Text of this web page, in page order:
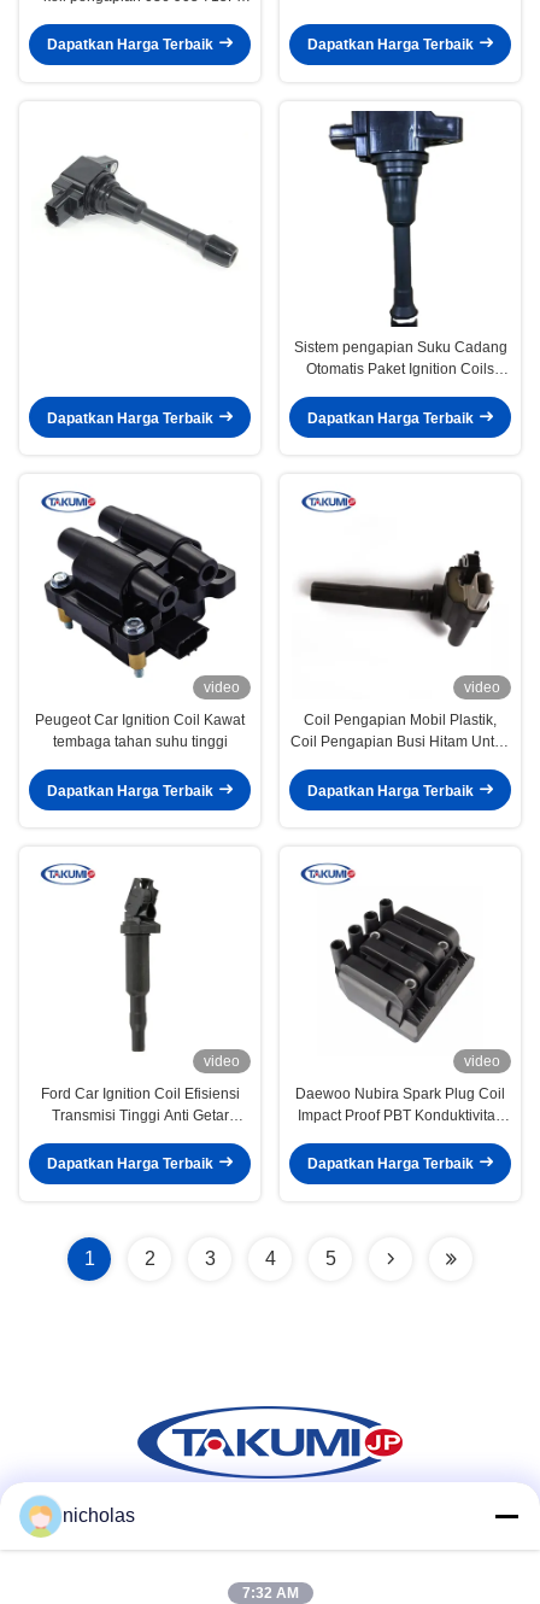
untuk skoda fabia
Dapatkan Harga Terbaik Dapatkan Harga Terbaik
Dapatkan Harga Terbaik
Sistem pengapian Suku Cadang
Otomatis Paket Ignition Coils
15900 Untuk penyedia NISSAN
Dapatkan Harga Terbaik
video
Peugeot Car Ignition Coil Kawat
tembaga tahan suhu tinggi
Dapatkan Harga Terbaik
video
Coil Pengapian Mobil Plastik,
Coil Pengapian Busi Hitam Untuk
Dapatkan Harga Terbaik
video
Ford Car Ignition Coil Efisiensi
Transmisi Tinggi Anti Getar
Dapatkan Harga Terbaik
video
Daewoo Nubira Spark Plug Coil
Impact Proof PBT Konduktivitas
Dapatkan Harga Terbaik
1 2 3 4 5
nicholas
7:32 AM